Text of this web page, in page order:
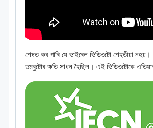
শেষত কব পাৰি যে ভাইৰেল ভিডিওটো শেহতীয়া
তম্বুটোৰ ক্ষতি সাধন হৈছিল। এই ভিডিওটোকে এতিয়াৰ